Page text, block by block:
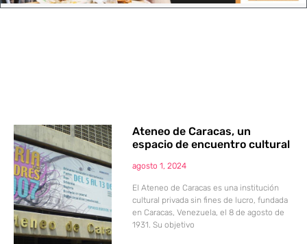
Ateneo de Caracas, un
espacio de encuentro cultural
agosto 1, 2024
El Ateneo de Caracas es una institución
cultural privada sin fines de lucro, fundada
en Caracas, Venezuela, el 8 de agosto de
1931. Su objetivo